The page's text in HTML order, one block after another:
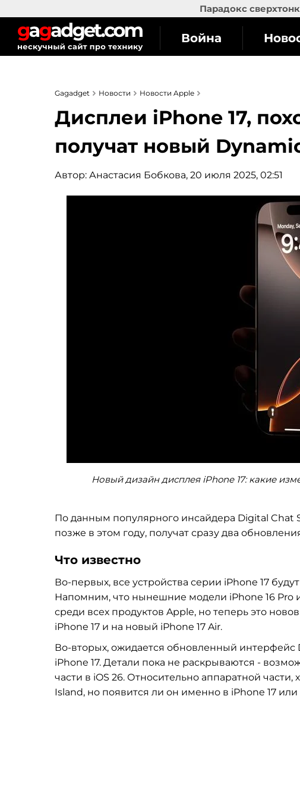
Парадокс
Война
Gagadget Новости Новости Apple
Дисплеи iPhone 17,
получат новый
Автор: Анастасия Бобкова, 20 июля 2025, 02:51
Новый дизайн дисплея iPhone 17: какие
По данным популярного инсайдера Digital Chat
позже в этом году, получат сразу два
Что известно
Во-первых, все устройства серии iPhone 17
Напомним, что нынешние модели iPhone 16 Pro
среди всех продуктов Apple, но теперь это
iPhone 17 и на новый iPhone 17 Air.
Во-вторых, ожидается обновленный интерфейс
iPhone 17. Детали пока не раскрываются -
части в iOS 26. Относительно аппаратной
Island, но появится ли он именно в iPhone 17